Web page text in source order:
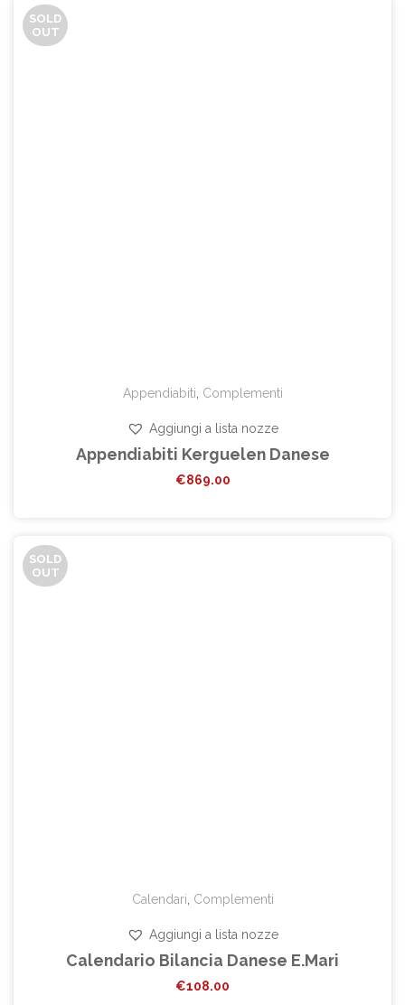
SOLD
OUT
Appendiabiti Complementi
Aggiungi a lista nozze
Appendiabiti Kerguelen Danese
€869.00
SOLD
OUT
Calendari, Complementi
Aggiungi a lista nozze
Calendario Bilancia Danese E.Mari
€108.00